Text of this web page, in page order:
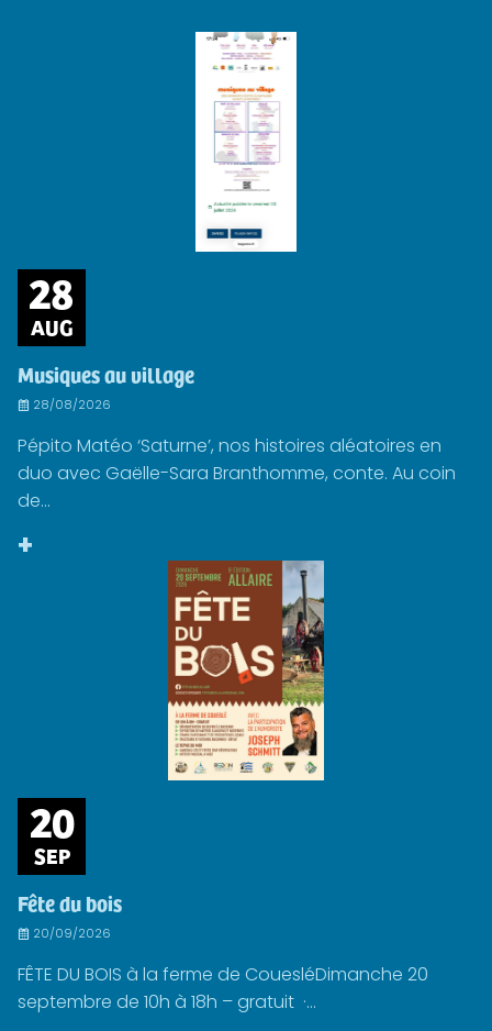
28
AUG
Musiques au village
28/08/2026
Pépito Matéo ‘Saturne’, nos histoires aléatoires en
duo avec Gaëlle-Sara Branthomme, conte. Au coin
de...
+
20
SEP
Fête du bois
20/09/2026
FÊTE DU BOIS à la ferme de CouesléDimanche 20
septembre de 10h à 18h – gratuit ·...